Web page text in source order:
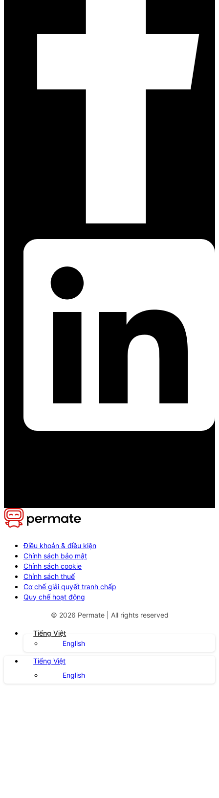
Điều khoản & điều kiện
Chính sách bảo mật
Chính sách cookie
Chính sách thuế
Cơ chế giải quyết tranh chấp
Quy chế hoạt động
© 2026 Permate | All rights reserved
Tiếng Việt
English
Tiếng Việt
English